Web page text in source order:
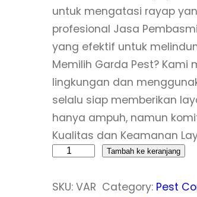
untuk mengatasi rayap
profesional Jasa
yang efektif untuk
Memilih Garda Pest?
lingkungan dan
selalu siap memberikan
hanya ampuh, namun
Kualitas dan Keamanan
a
Tambah ke keranjang
SKU: VAR Category: Pest